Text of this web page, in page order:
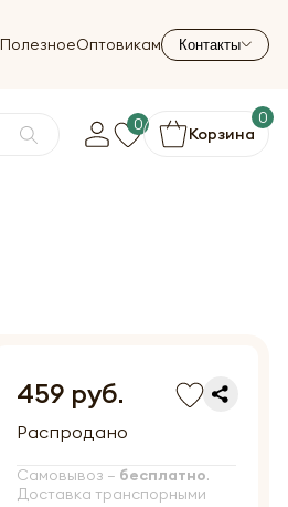
ПолезноеОптовикам Контакты
0 Корзина
0
459 руб.
Распродано
Самовывоз – бесплатно.
Доставка транспорными